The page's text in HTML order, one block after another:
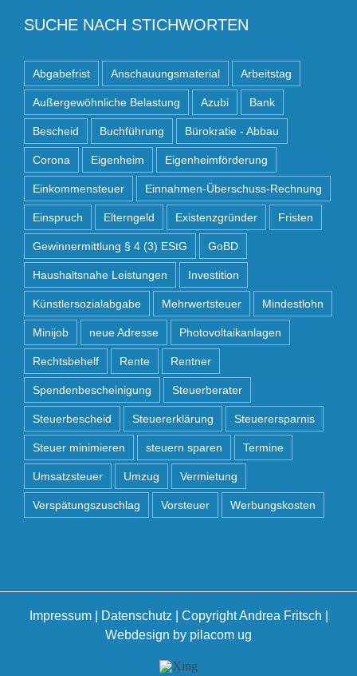
SUCHE NACH STICHWORTEN
Abgabefrist Anschauungsmaterial Arbeitstag
Außergewöhnliche Belastung Azubi Bank
Bescheid Buchführung Bürokratie - Abbau
Corona Eigenheim Eigenheimförderung
Einkommensteuer Einnahmen-Überschuss-Rechnung
Einspruch Elterngeld Existenzgründer Fristen
Gewinnermittlung § 4 (3) EStG GoBD
Haushaltsnahe Leistungen Investition
Künstlersozialabgabe Mehrwertsteuer Mindestlohn
Minijob neue Adresse Photovoltaikanlagen
Rechtsbehelf Rente Rentner
Spendenbescheinigung Steuerberater
Steuerbescheid Steuererklärung Steuerersparnis
Steuer minimieren steuern sparen Termine
Umsatzsteuer Umzug Vermietung
Verspätungszuschlag Vorsteuer Werbungskosten
Impressum| Datenschutz | Copyright Andrea Fritsch |
Webdesign by pilacom ug
Xing